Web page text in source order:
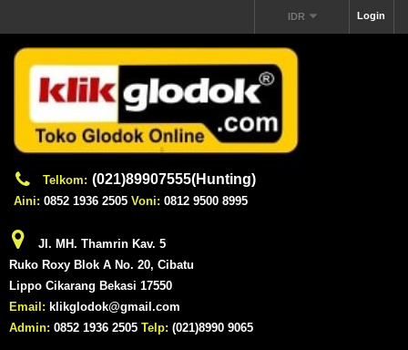
Login
IDR
Telkom: (021)89907555(Hunting)
Aini: 0852 1936 2505 Voni: 0812 9500 8995
Jl. MH. Thamrin Kav. 5
Ruko Roxy Blok A No. 20, Cibatu
Lippo Cikarang Bekasi 17550
Email: klikglodok@gmail.com
Admin: 0852 1936 2505 Telp: (021)8990 9065